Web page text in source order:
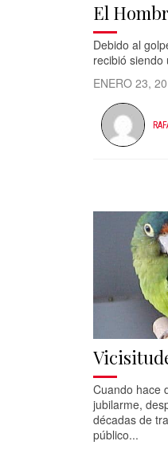
El
Debido al
recibió siendo
ENERO 23,
Cuando hace
jubilarme,
décadas de
público...